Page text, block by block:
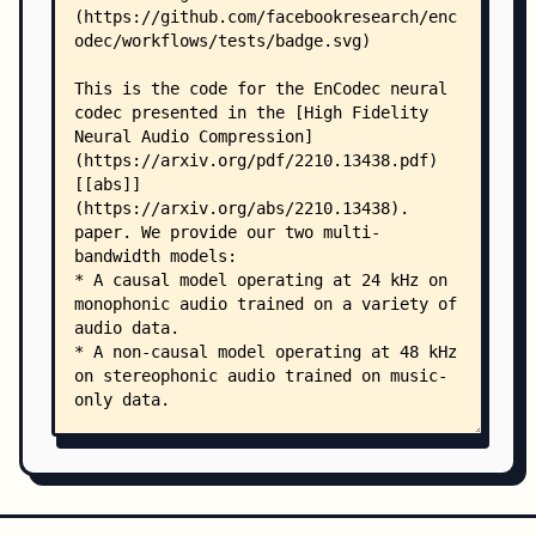
    │   │   ├── conv.py
    │   │   ├── lstm.py
    │   │   ├── seanet.py
    │   │   └── transformer.py
    │   └── quantization/
    │       ├── __init__.py
    │       ├── ac.py
    │       ├── core_vq.py
    │       └── vq.py
    └── .github/
        ├── ISSUE_TEMPLATE/
        │   ├── bug.md
        │   └── question.md
        └── workflows/
            ├── documentation.yml
            ├── linter.yml